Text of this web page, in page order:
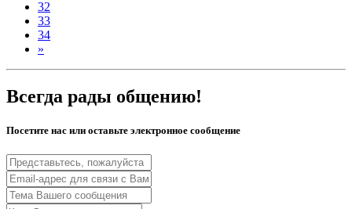
32
33
34
»
Всегда рады общению!
Посетите нас или оставьте электронное сообщение